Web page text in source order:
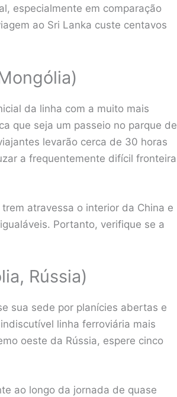
especialmente em comparação
ao Sri Lanka custe centavos
da linha com a muito mais
que seja um passeio no parque de
levarão cerca de 30 horas
a frequentemente difícil fronteira
atravessa o interior da China e
Portanto, verifique se a
Rússia)
sua sede por planícies abertas e
linha ferroviária mais
oeste da Rússia, espere cinco
ao longo da jornada de quase